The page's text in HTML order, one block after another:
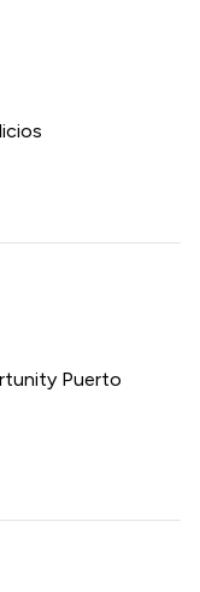
Puerto